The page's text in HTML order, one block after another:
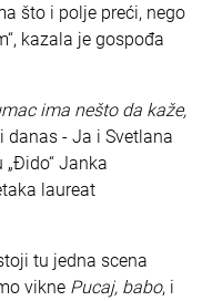
što i polje preći, nego
kazala je gospođa
ima nešto da kaže,
danas - Ja i Svetlana
Janka
laureat
tu jedna scena
vikne Pucaj, babo, i